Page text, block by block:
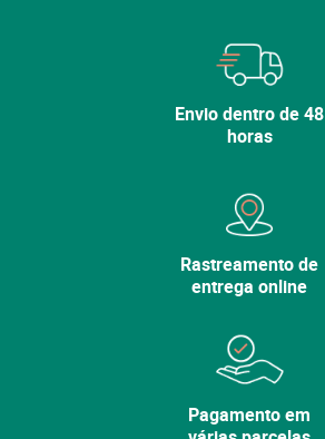
Envio dentro de 48
horas
Rastreamento de
entrega online
Pagamento em